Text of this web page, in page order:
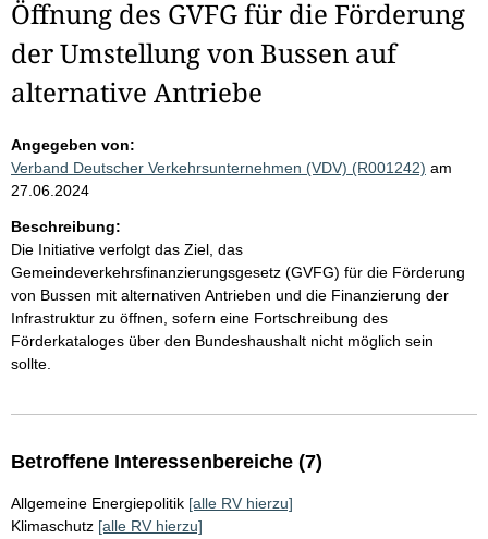
Öffnung des GVFG für die Förderung
der Umstellung von Bussen auf
alternative Antriebe
Angegeben von:
Verband Deutscher Verkehrsunternehmen (VDV) (R001242) am
27.06.2024
Beschreibung:
Die Initiative verfolgt das Ziel, das
Gemeindeverkehrsfinanzierungsgesetz (GVFG) für die Förderung
von Bussen mit alternativen Antrieben und die Finanzierung der
Infrastruktur zu öffnen, sofern eine Fortschreibung des
Förderkataloges über den Bundeshaushalt nicht möglich sein
sollte.
Betroffene Interessenbereiche (7)
Allgemeine Energiepolitik [alle RV hierzu]
Klimaschutz [alle RV hierzu]